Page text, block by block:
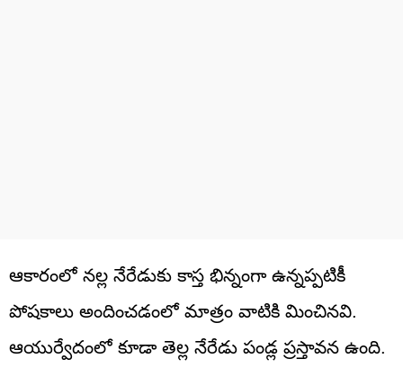
ఆకారంలో నల్ల నేరేడుకు కాస్త భిన్నంగా ఉన్నప్పటికీ
పోషకాలు అందించడంలో మాత్రం వాటికి మించినవి.
ఆయుర్వేదంలో కూడా తెల్ల నేరేడు పండ్ల ప్రస్తావన ఉంది.